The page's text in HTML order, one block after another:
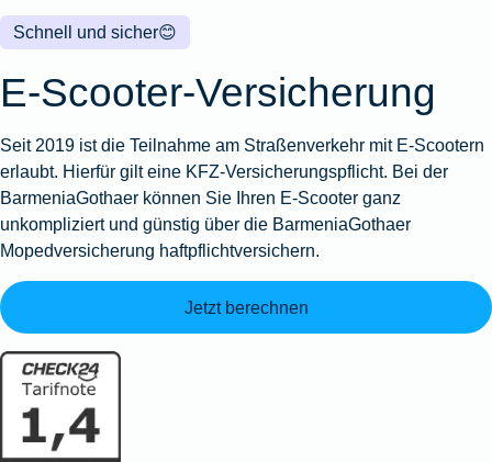
Produktübersicht
Zur
😊
Schnell und sicher
E-Scooter-Versicherung
Seit 2019 ist die Teilnahme am Straßenverkehr mit E-Scootern
erlaubt. Hierfür gilt eine KFZ-Versicherungspflicht. Bei der
BarmeniaGothaer können Sie Ihren E-Scooter ganz
unkompliziert und günstig über die BarmeniaGothaer
Mopedversicherung haftpflichtversichern.
Jetzt berechnen